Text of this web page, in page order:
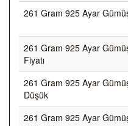
261 Gram 925 Ayar
261 Gram 925 Ayar
Fiyatı
261 Gram 925 Ayar
Düşük
261 Gram 925 Ayar